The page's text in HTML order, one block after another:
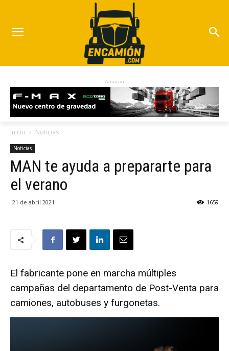
Anuncio
Inicio Noticias
Noticias
MAN te ayuda a prepararte para
el verano
21 de abril 2021 1659
El fabricante pone en marcha múltiples
campañas del departamento de Post-Venta para
camiones, autobuses y furgonetas.